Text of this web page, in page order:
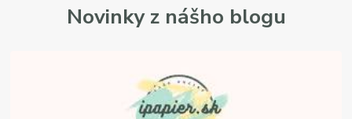
Novinky z nášho blogu